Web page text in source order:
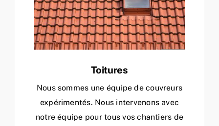
Toitures
Nous sommes une équipe de couvreurs
expérimentés. Nous intervenons avec
notre équipe pour tous vos chantiers de